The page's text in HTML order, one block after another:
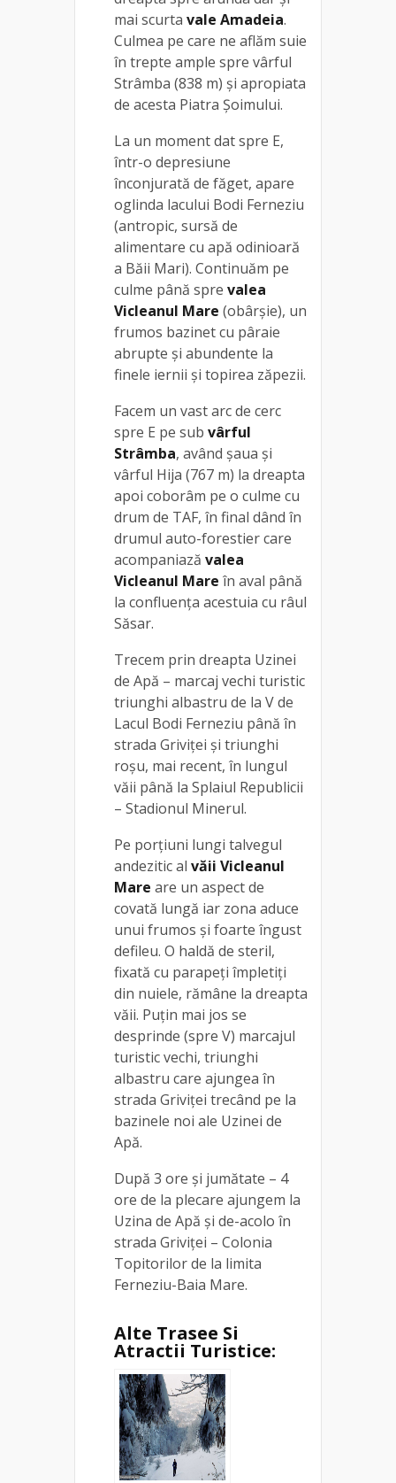
mai scurta vale Amadeia.
Culmea pe care ne aflăm suie
în trepte ample spre vârful
Strâmba (838 m) şi apropiata
de acesta Piatra Şoimului.
La un moment dat spre E,
într-o depresiune
înconjurată de făget, apare
oglinda lacului Bodi Ferneziu
(antropic, sursă de
alimentare cu apă odinioară
a Băii Mari). Continuăm pe
culme până spre valea
Vicleanul Mare (obârşie), un
frumos bazinet cu pâraie
abrupte și abundente la
finele iernii și topirea zăpezii.
Facem un vast arc de cerc
spre E pe sub vârful
Strâmba, având șaua și
vârful Hija (767 m) la dreapta
apoi coborâm pe o culme cu
drum de TAF, în final dând în
drumul auto-forestier care
acompaniază valea
Vicleanul Mare în aval până
la confluenţa acestuia cu râul
Săsar.
Trecem prin dreapta Uzinei
de Apă – marcaj vechi turistic
triunghi albastru de la V de
Lacul Bodi Ferneziu până în
strada Griviței și triunghi
roșu, mai recent, în lungul
văii până la Splaiul Republicii
– Stadionul Minerul.
Pe porțiuni lungi talvegul
andezitic al văii Vicleanul
Mare are un aspect de
covată lungă iar zona aduce
unui frumos și foarte îngust
defileu. O haldă de steril,
fixată cu parapeţi împletiţi
din nuiele, rămâne la dreapta
văii. Puțin mai jos se
desprinde (spre V) marcajul
turistic vechi, triunghi
albastru care ajungea în
strada Griviţei trecând pe la
bazinele noi ale Uzinei de
Apă.
După 3 ore și jumătate – 4
ore de la plecare ajungem la
Uzina de Apă și de-acolo în
strada Griviței – Colonia
Topitorilor de la limita
Ferneziu-Baia Mare.
Alte Trasee Si
Atractii Turistice: